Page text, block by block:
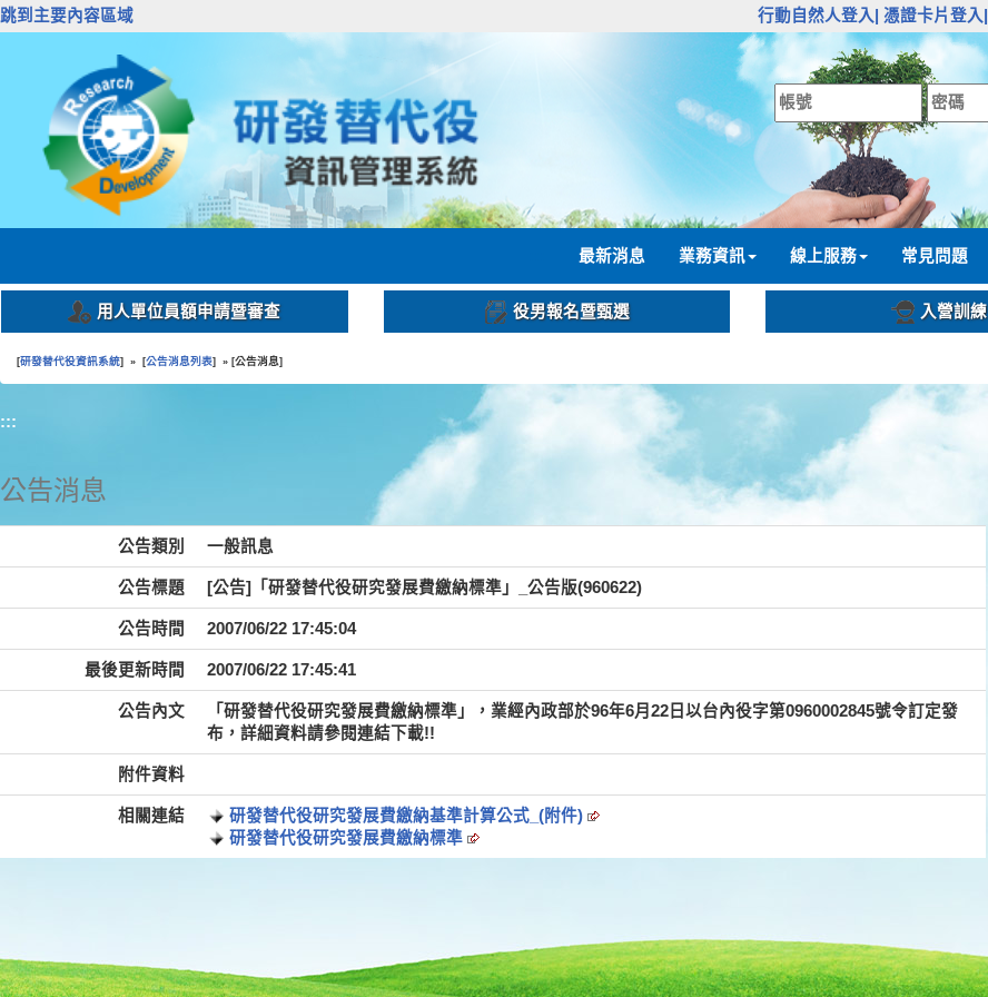
跳到主要內容區域 行動自然人登入| 憑證卡片登入|
最新消息 業務資訊 線上服務 常見問題
用人單位員額申請暨審查 役男報名暨甄選 入營訓練
[研發替代役資訊系統] » [公告消息列表] » [公告消息]
:::
公告消息
公告類別 一般訊息
公告標題 [公告]「研發替代役研究發展費繳納標準」_公告版(960622)
公告時間 2007/06/22 17:45:04
最後更新時間 2007/06/22 17:45:41
公告內文
「研發替代役研究發展費繳納標準」，業經內政部於96年6月22日以台內役字第0960002845號令訂定發
布，詳細資料請參閱連結下載!!
附件資料
相關連結
研發替代役研究發展費繳納基準計算公式_(附件)
研發替代役研究發展費繳納標準